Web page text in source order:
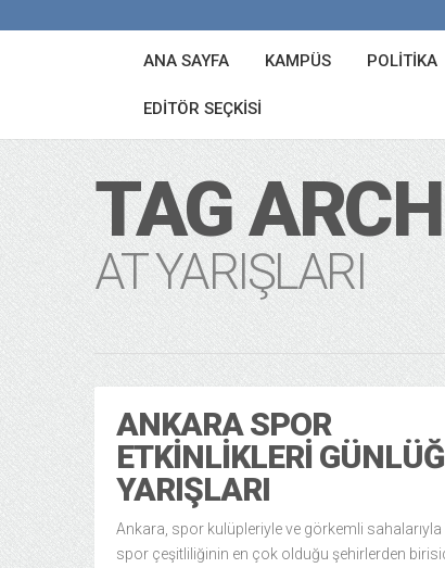
ANA SAYFA KAMPÜS POLITIKA
EDITÖR SEÇKISI
TAG
AT YARIŞLARI
ANKARA SPOR
ETKINLIKLERI
YARIŞLARI
Ankara, spor kulüpleriyle ve görkemli sahalarıyla
spor çeşitliliğinin en çok olduğu şehirlerden